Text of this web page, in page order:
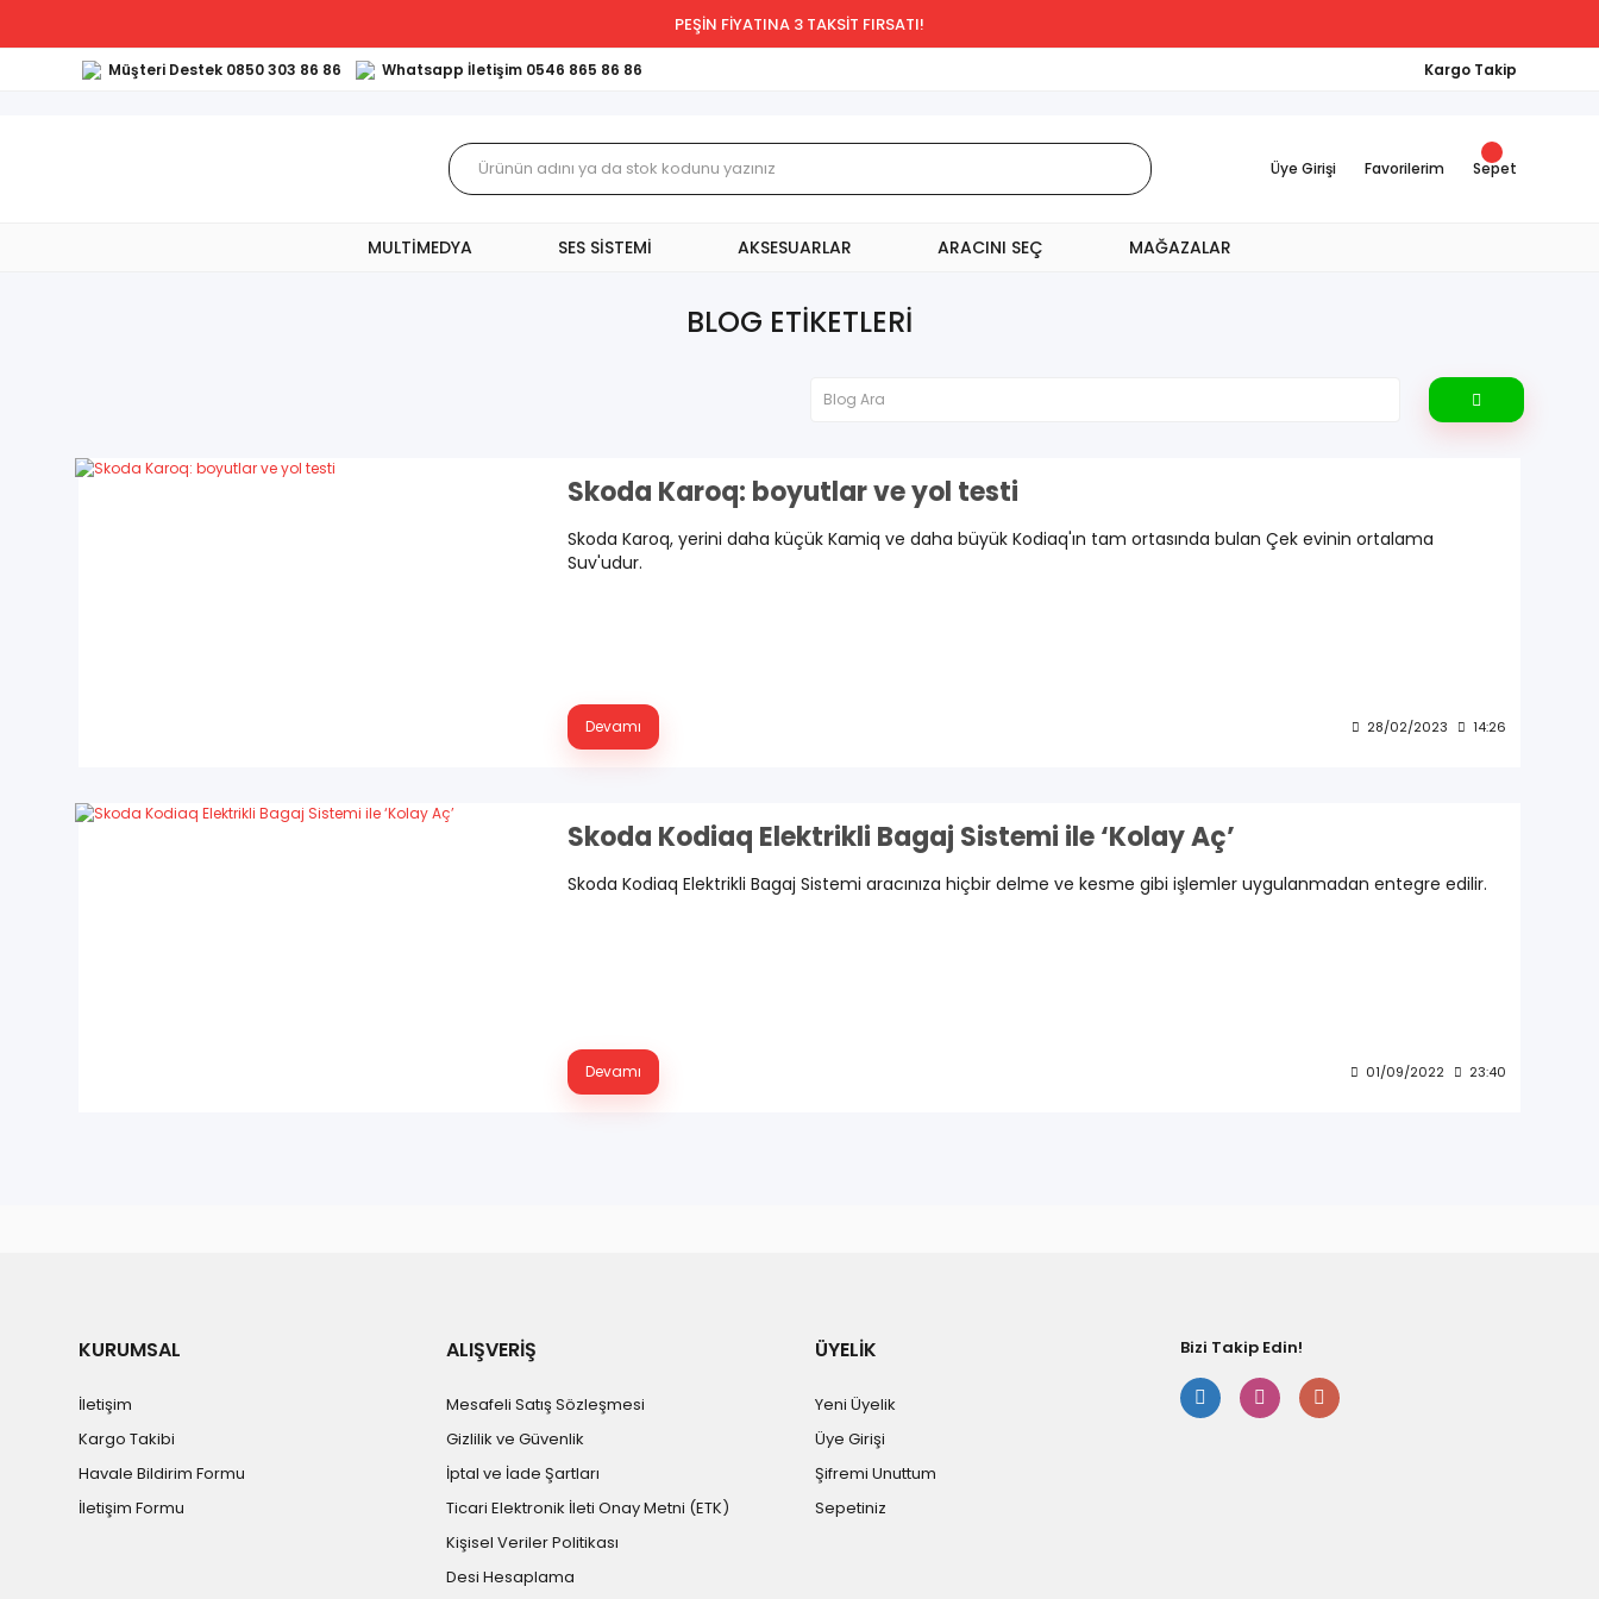
PEŞİN FİYATINA 3 TAKSİT FIRSATI!
Müşteri Destek 0850 303 86 86 Whatsapp İletişim 0546 865 86 86 Kargo Takip
Üye Girişi Favorilerim Sepet
MULTİMEDYA SES SİSTEMİ AKSESUARLAR ARACINI SEÇ MAĞAZALAR
BLOG ETIKETLERI
Skoda Karoq: boyutlar ve yol testi
Skoda Karoq, yerini daha küçük Kamiq ve daha büyük Kodiaq'ın tam ortasında bulan Çek evinin ortalama
Suv'udur.
Devamı 28/02/2023 14:26
Skoda Kodiaq Elektrikli Bagaj Sistemi ile ‘Kolay Aç’
Skoda Kodiaq Elektrikli Bagaj Sistemi aracınıza hiçbir delme ve kesme gibi işlemler uygulanmadan entegre edilir.
Devamı 01/09/2022 23:40
KURUMSAL
İletişim
Kargo Takibi
Havale Bildirim Formu
İletişim Formu
ALIŞVERİŞ
Mesafeli Satış Sözleşmesi
Gizlilik ve Güvenlik
İptal ve İade Şartları
Ticari Elektronik İleti Onay Metni (ETK)
Kişisel Veriler Politikası
Desi Hesaplama
ÜYELİK
Yeni Üyelik
Üye Girişi
Şifremi Unuttum
Sepetiniz
Bizi Takip Edin!